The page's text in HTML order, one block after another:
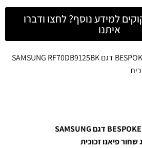
למידע נוסף? לחצו ודברו
איתנו
מקרר 4 דלתות 636 ליטר BESPOKE דגם SAMSUNG RF70DB9125BK
מקרר 4 דלתות 636 ליטר BESPOKE דגם SAMSUNG